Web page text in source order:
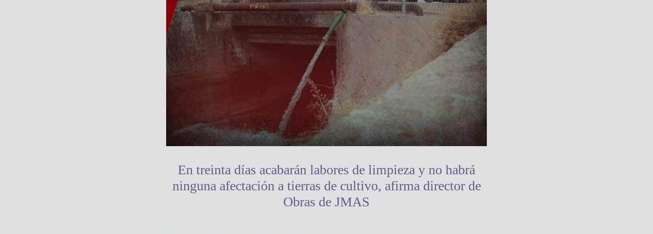
En treinta días acabarán labores de limpieza y no habrá
ninguna afectación a tierras de cultivo, afirma director de
Obras de JMAS